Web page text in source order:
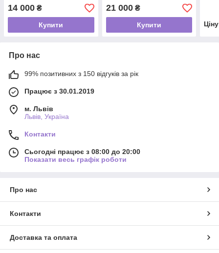
14 000 ₴
Купити
21 000₴
Купити
Про нас
99% позитивних з 150 відгуків за рік
Працює з 30.01.2019
м. Львів
Львів, Україна
Контакти
Сьогодні працює з 08:00 до 20:00
Показати весь графік роботи
Про нас
Контакти
Доставка та оплата